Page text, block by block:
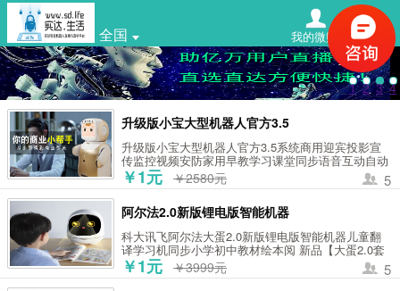
全国 我的微购 搜索
1 2 3 4
升级版小宝大型机器人官方3.5
升级版小宝大型机器人官方3.5系统商用迎宾投影宣
传监控视频安防家用早教学习课堂同步语音互动自动
充电 小宝 家用版+激光投影+小学课本同步 金色 升
级版3.5系统
￥1元 ￥2580元 5
阿尔法2.0新版锂电版智能机器
科大讯飞阿尔法大蛋2.0新版锂电版智能机器儿童翻
译学习机同步小学初中教材绘本阅 新品【大蛋2.0套
装版】送原装涂鸦板+华为充电宝
￥1元 ￥3999元 5